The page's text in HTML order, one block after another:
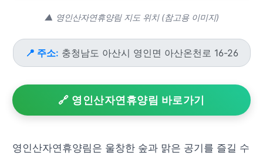
▲ 영인산자연휴양림 지도 위치 (참고용 이미지)
📍 주소: 충청남도 아산시 영인면 아산온천로 16-26
🔗 영인산자연휴양림 바로가기
영인산자연휴양림은 울창한 숲과 맑은 공기를 즐길 수